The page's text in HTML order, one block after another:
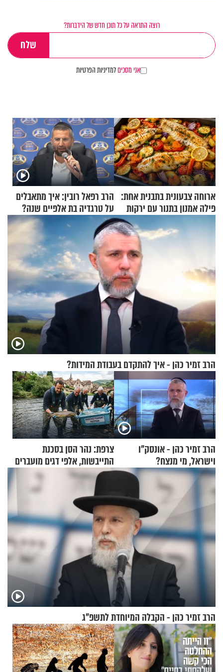
רוצה התראה על כל תוכן חדש של הידברות?
אני מסכיםלמדיניות הפרטיות
ארוחה צבעונית בתבנית אחת:
פילה אמנון בתנור עם ירקות
הרב רפאל רובין: איך מתאבלים
על טרגדיה בת אלפיים שנה?
הרב זמיר כהן - איך להתקדם בעבודת המידות?
הרב זמיר כהן - אונסק"ו
וישראל, מי מנצח?
צרפת: נהר הסן בסכנת
התייבשות, אלפי דגים מועברים
במבצעי חילוץ
הרב זמיר כהן - הקבלה המיוחדת לתשפ"ג